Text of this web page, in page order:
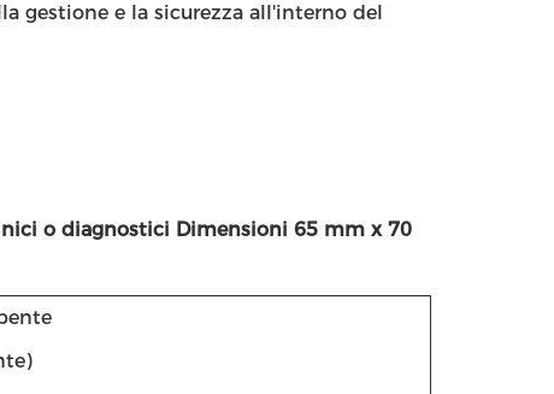
gestione e la sicurezza all'interno del
o diagnostici Dimensioni 65 mm x 70